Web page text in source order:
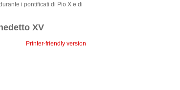
i pontificati di Pio X e di
XV
Printer-friendly version